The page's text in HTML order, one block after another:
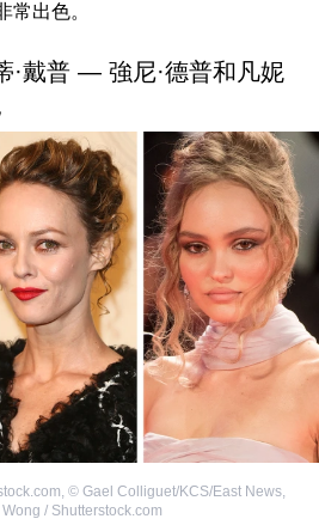
常出色。
·戴普 — 強尼·德普和凡妮
© Gael Colliguet/KCS/East News,
/ Shutterstock.com